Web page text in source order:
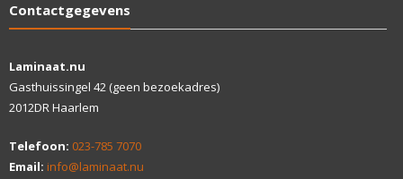
Contactgegevens
Laminaat.nu
Gasthuissingel 42 (geen bezoekadres)
2012DR Haarlem
Telefoon: 023-785 7070
Email: info@laminaat.nu